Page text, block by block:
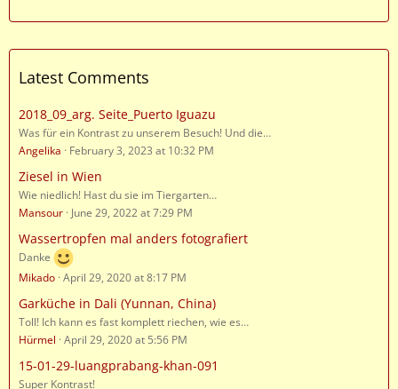
Latest Comments
2018_09_arg. Seite_Puerto Iguazu
Was für ein Kontrast zu unserem Besuch! Und die…
Angelika
February 3, 2023 at 10:32 PM
Ziesel in Wien
Wie niedlich! Hast du sie im Tiergarten…
Mansour June 29, 2022 at 7:29 PM
Wassertropfen mal anders fotografiert
Danke
Mikado April 29, 2020 at 8:17 PM
Garküche in Dali (Yunnan, China)
Toll! Ich kann es fast komplett riechen, wie es…
Hürmel April 29, 2020 at 5:56 PM
15-01-29-luangprabang-khan-091
Super Kontrast!